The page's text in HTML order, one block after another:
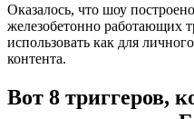
Оказалось, что шоу
железобетонно работающих
использовать как для
контента.
Вот 8 триггеров,